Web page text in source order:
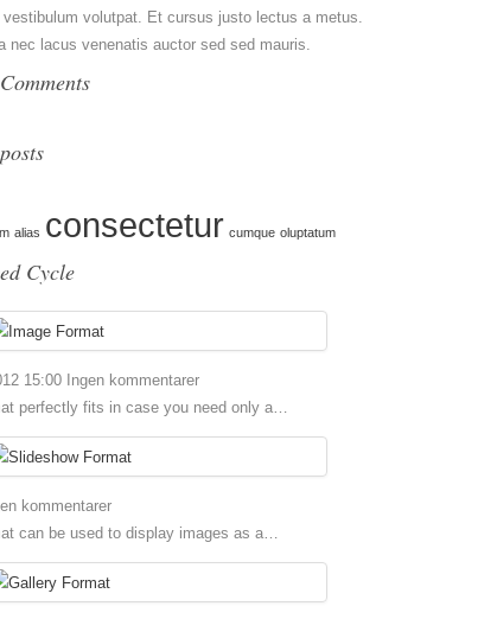
volutpat. Et cursus justo lectus a metus.
nec lacus venenatis auctor sed sed mauris.
alias consectetur cumque oluptatum
Cycle
15:00 Ingen kommentarer
perfectly fits in case you need only a…
kommentarer
can be used to display images as a…